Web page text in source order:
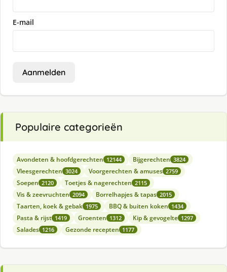
E-mail
Aanmelden
Populaire categorieën
Avondeten & hoofdgerechten 12144 Bijgerechten 3824
Vleesgerechten 3024 Voorgerechten & amuses 2759
Soepen 2120 Toetjes & nagerechten 2115
Vis & zeevruchten 2094 Borrelhapjes & tapas 2015
Taarten, koek & gebak 1975 BBQ & buiten koken 1434
Pasta & rijst 1419 Groenten 1312 Kip & gevogelte 1297
Salades 1216 Gezonde recepten 1177